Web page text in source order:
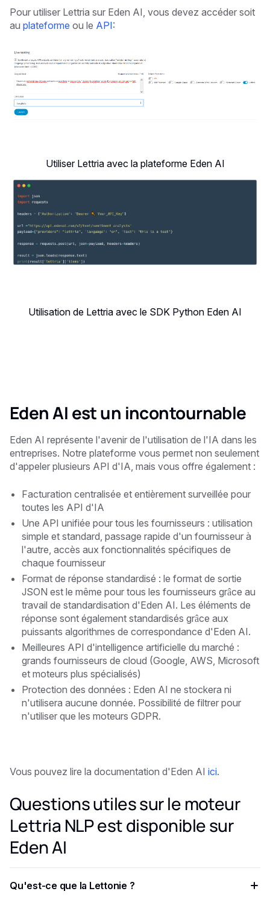
Pour utiliser Lettria sur Eden AI, vous devez accéder soit
au plateforme ou le API:
Utiliser Lettria avec la plateforme Eden AI
Utilisation de Lettria avec le SDK Python Eden AI
Eden AI est un incontournable
Eden AI représente l'avenir de l'utilisation de l'IA dans les
entreprises. Notre plateforme vous permet non seulement
d'appeler plusieurs API d'IA, mais vous offre également :
Facturation centralisée et entièrement surveillée pour
toutes les API d'IA
Une API unifiée pour tous les fournisseurs : utilisation
simple et standard, passage rapide d'un fournisseur à
l'autre, accès aux fonctionnalités spécifiques de
chaque fournisseur
Format de réponse standardisé : le format de sortie
JSON est le même pour tous les fournisseurs grâce au
travail de standardisation d'Eden AI. Les éléments de
réponse sont également standardisés grâce aux
puissants algorithmes de correspondance d'Eden AI.
Meilleures API d'intelligence artificielle du marché :
grands fournisseurs de cloud (Google, AWS, Microsoft
et moteurs plus spécialisés)
Protection des données : Eden AI ne stockera ni
n'utilisera aucune donnée. Possibilité de filtrer pour
n'utiliser que les moteurs GDPR.
Vous pouvez lire la documentation d'Eden AI ici.
Questions utiles sur le moteur
Lettria NLP est disponible sur
Eden AI
Qu'est-ce que la Lettonie ?